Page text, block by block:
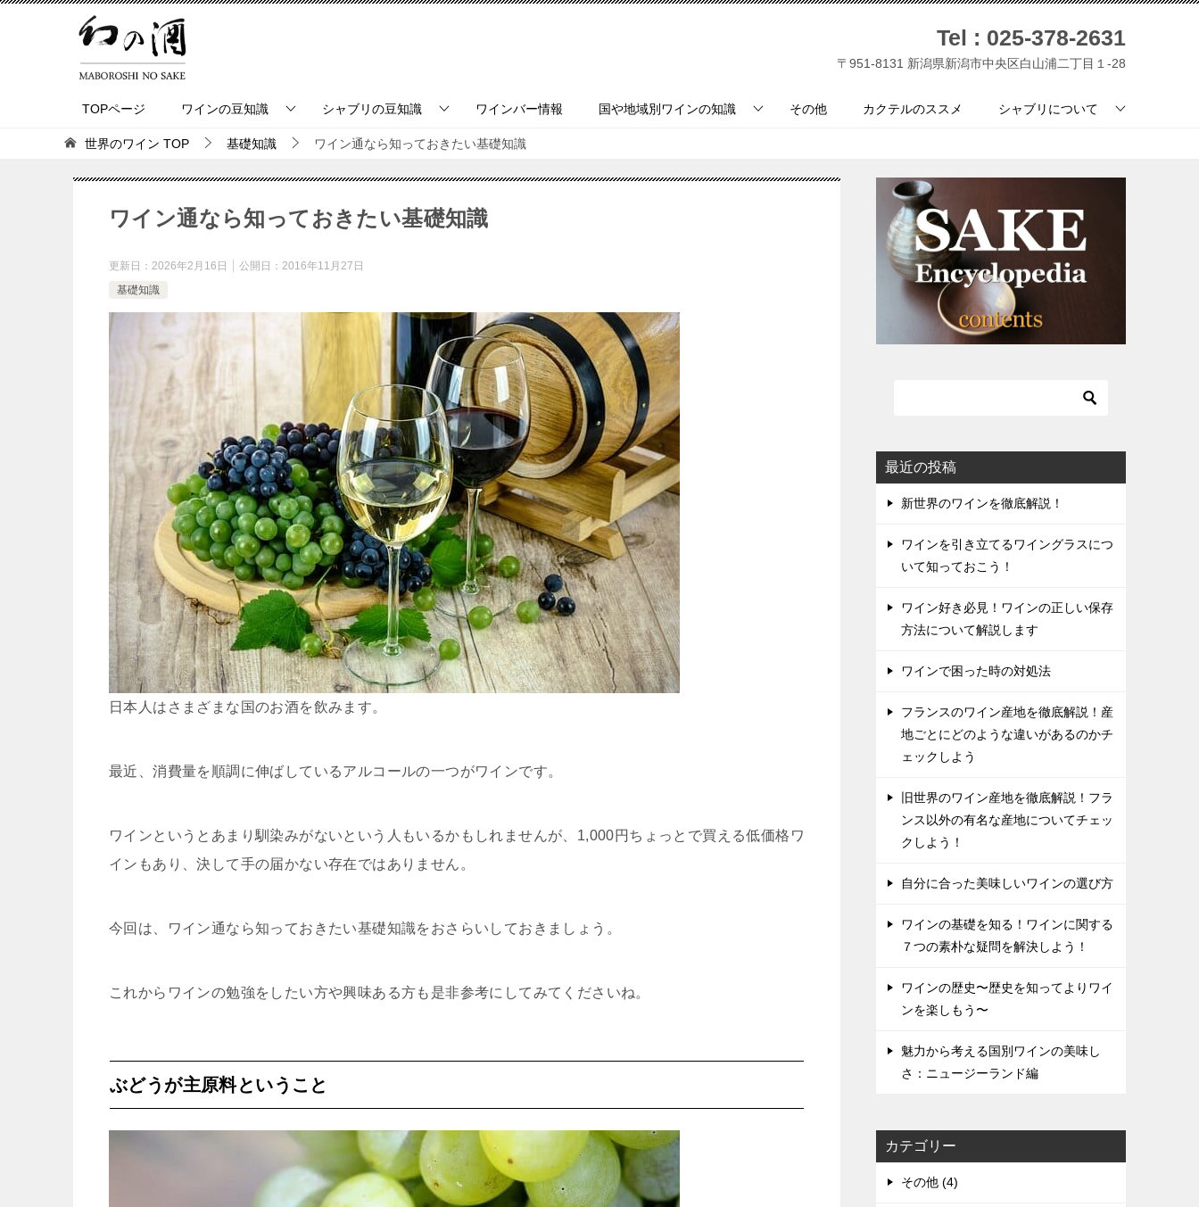
Tel : 025-378-2631
〒951-8131 新潟県新潟市中央区白山浦二丁目１-28
TOPページ ワインの豆知識 シャブリの豆知識 ワインバー情報 国や地域別ワインの知識 その他 カクテルのススメ シャブリについて
世界のワイン TOP 基礎知識 ワイン通なら知っておきたい基礎知識
ワイン通なら知っておきたい基礎知識
更新日： 2026年2月16日 公開日： 2016年11月27日
基礎知識
日本人はさまざまな国のお酒を飲みます。
最近、消費量を順調に伸ばしているアルコールの一つがワインです。
ワインというとあまり馴染みがないという人もいるかもしれませんが、1,000円ちょっとで買える低価格ワ
インもあり、決して手の届かない存在ではありません。
今回は、ワイン通なら知っておきたい基礎知識をおさらいしておきましょう。
これからワインの勉強をしたい方や興味ある方も是非参考にしてみてくださいね。
ぶどうが主原料ということ
最近の投稿
新世界のワインを徹底解説！
ワインを引き立てるワイングラスにつ
いて知っておこう！
ワイン好き必見！ワインの正しい保存
方法について解説します
ワインで困った時の対処法
フランスのワイン産地を徹底解説！産
地ごとにどのような違いがあるのかチ
ェックしよう
旧世界のワイン産地を徹底解説！フラ
ンス以外の有名な産地についてチェッ
クしよう！
自分に合った美味しいワインの選び方
ワインの基礎を知る！ワインに関する
７つの素朴な疑問を解決しよう！
ワインの歴史〜歴史を知ってよりワイ
ンを楽しもう〜
魅力から考える国別ワインの美味し
さ：ニュージーランド編
カテゴリー
その他 (4)